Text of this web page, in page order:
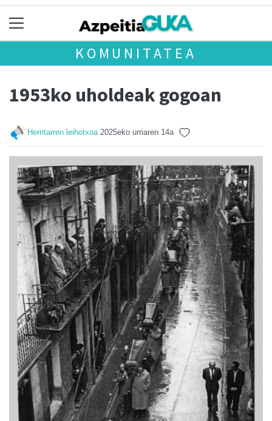
KOMUNITATEA
1953ko uholdeak gogoan
Herritarren leihotxoa 2025eko urriaren 14a